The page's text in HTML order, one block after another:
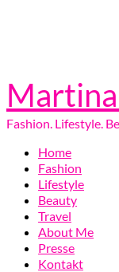
Fashion. Lifestyle.
Home
Fashion
Lifestyle
Beauty
Travel
About Me
Presse
Kontakt